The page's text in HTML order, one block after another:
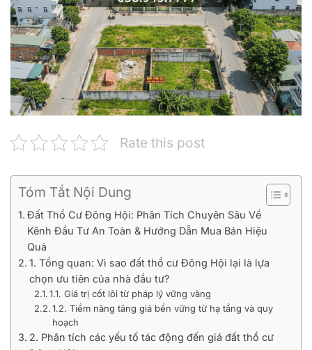
Rate this post
Tóm Tắt Nội Dung
Đất Thổ Cư Đông Hội: Phân Tích Chuyên Sâu Về
Kênh Đầu Tư An Toàn & Hướng Dẫn Mua Bán Hiệu
Quả
1. Tổng quan: Vì sao đất thổ cư Đông Hội lại là lựa
chọn ưu tiên của nhà đầu tư?
1.1. Giá trị cốt lõi từ pháp lý vững vàng
1.2. Tiềm năng tăng giá bền vững từ hạ tầng và quy
hoạch
2. Phân tích các yếu tố tác động đến giá đất thổ cư